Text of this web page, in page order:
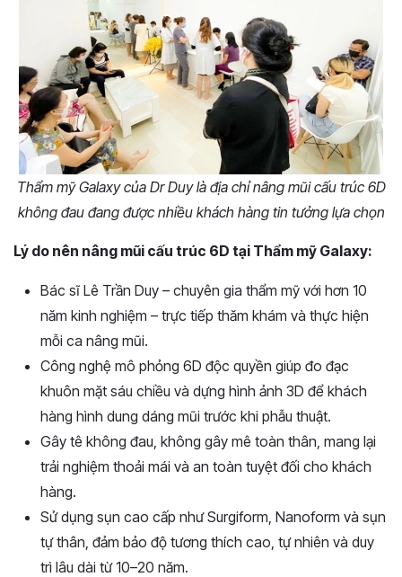
Thẩm mỹ Galaxy của Dr Duy là địa chỉ nâng mũi cấu trúc 6D
không đau đang được nhiều khách hàng tin tưởng lựa chọn
Lý do nên nâng mũi cấu trúc 6D tại Thẩm mỹ Galaxy:
Bác sĩ Lê Trần Duy – chuyên gia thẩm mỹ với hơn 10
năm kinh nghiệm – trực tiếp thăm khám và thực hiện
mỗi ca nâng mũi.
Công nghệ mô phỏng 6D độc quyền giúp đo đạc
khuôn mặt sáu chiều và dựng hình ảnh 3D để khách
hàng hình dung dáng mũi trước khi phẫu thuật.
Gây tê không đau, không gây mê toàn thân, mang lại
trải nghiệm thoải mái và an toàn tuyệt đối cho khách
hàng.
Sử dụng sụn cao cấp như Surgiform, Nanoform và sụn
tự thân, đảm bảo độ tương thích cao, tự nhiên và duy
trì lâu dài từ 10–20 năm.